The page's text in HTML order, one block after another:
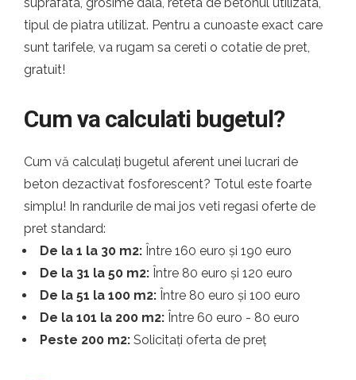
tipul de piatra utilizat. Pentru a cunoaste exact care
sunt tarifele, va rugam sa cereti o cotatie de pret,
gratuit!
Cum va calculati bugetul?
Cum vă calculați bugetul aferent unei lucrari de
beton dezactivat fosforescent? Totul este foarte
simplu! In randurile de mai jos veti regasi oferte de
pret standard:
De la 1 la 30 m2: Între 160 euro și 190 euro
De la 31 la 50 m2: Între 80 euro și 120 euro
De la 51 la 100 m2: Între 80 euro și 100 euro
De la 101 la 200 m2: Între 60 euro - 80 euro
Peste 200 m2: Solicitați oferta de preț